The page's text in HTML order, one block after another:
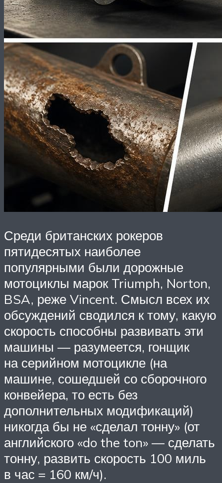
Среди британских рокеров
пятидесятых наиболее
популярными были дорожные
мотоциклы марок Triumph, Norton,
BSA, реже Vincent. Смысл всех их
обсуждений сводился к тому, какую
скорость способны развивать эти
машины — разумеется, гонщик
на серийном мотоцикле (на
машине, сошедшей со сборочного
конвейера, то есть без
дополнительных модификаций)
никогда бы не «сделал тонну» (от
английского «do the ton» — сделать
тонну, развить скорость 100 миль
в час = 160 км/ч).